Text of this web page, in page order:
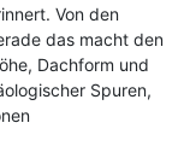
Von den
das macht den
Dachform und
Spuren,